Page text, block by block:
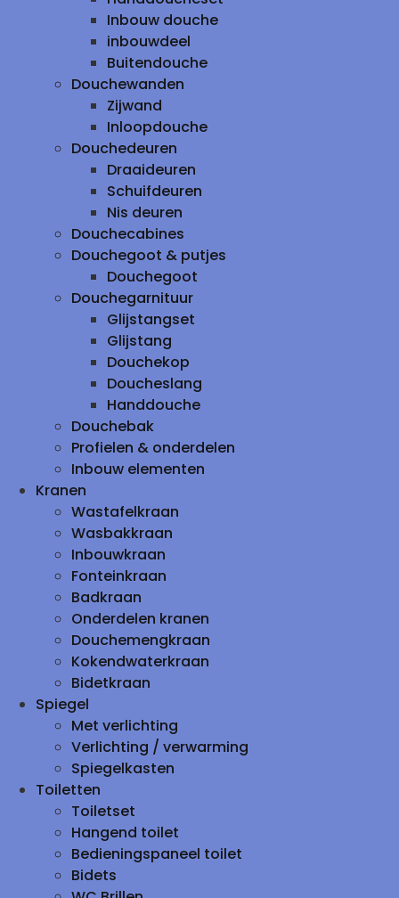
Inbouw douche
inbouwdeel
Buitendouche
Douchewanden
Zijwand
Inloopdouche
Douchedeuren
Draaideuren
Schuifdeuren
Nis deuren
Douchecabines
Douchegoot & putjes
Douchegoot
Douchegarnituur
Glijstangset
Glijstang
Douchekop
Doucheslang
Handdouche
Douchebak
Profielen & onderdelen
Inbouw elementen
Kranen
Wastafelkraan
Wasbakkraan
Inbouwkraan
Fonteinkraan
Badkraan
Onderdelen kranen
Douchemengkraan
Kokendwaterkraan
Bidetkraan
Spiegel
Met verlichting
Verlichting / verwarming
Spiegelkasten
Toiletten
Toiletset
Hangend toilet
Bedieningspaneel toilet
Bidets